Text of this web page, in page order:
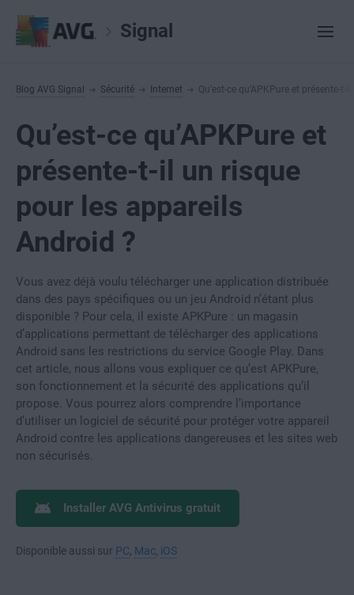
Signal
Blog AVG Signal Sécurité Internet Qu’est-ce qu’APKPure et présente-
Qu’est-ce qu’APKPure et
présente-t-il un risque
pour les appareils
Android ?
Vous avez déjà voulu télécharger une application distribuée
dans des pays spécifiques ou un jeu Android n’étant plus
disponible ? Pour cela, il existe APKPure : un magasin
d’applications permettant de télécharger des applications
Android sans les restrictions du service Google Play. Dans
cet article, nous allons vous expliquer ce qu’est APKPure,
son fonctionnement et la sécurité des applications qu’il
propose. Vous pourrez alors comprendre l’importance
d’utiliser un logiciel de sécurité pour protéger votre appareil
Android contre les applications dangereuses et les sites web
non sécurisés.
Installer AVG Antivirus gratuit
Disponible aussi sur PC Mac iOS